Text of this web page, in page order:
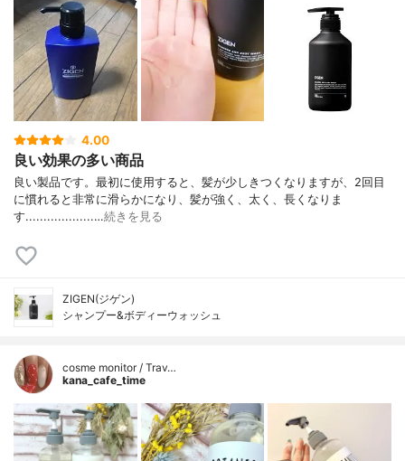
4.00
良い効果の多い商品
良い製品です。最初に使用すると、髪が少しきつくなりますが、2回目
に慣れると非常に滑らかになり、髪が強く、太く、長くなりま
す...................…続きを見る
ZIGEN(ジゲン)
シャンプー&ボディーウォッシュ
cosme monitor / Trav…
kana_cafe_time